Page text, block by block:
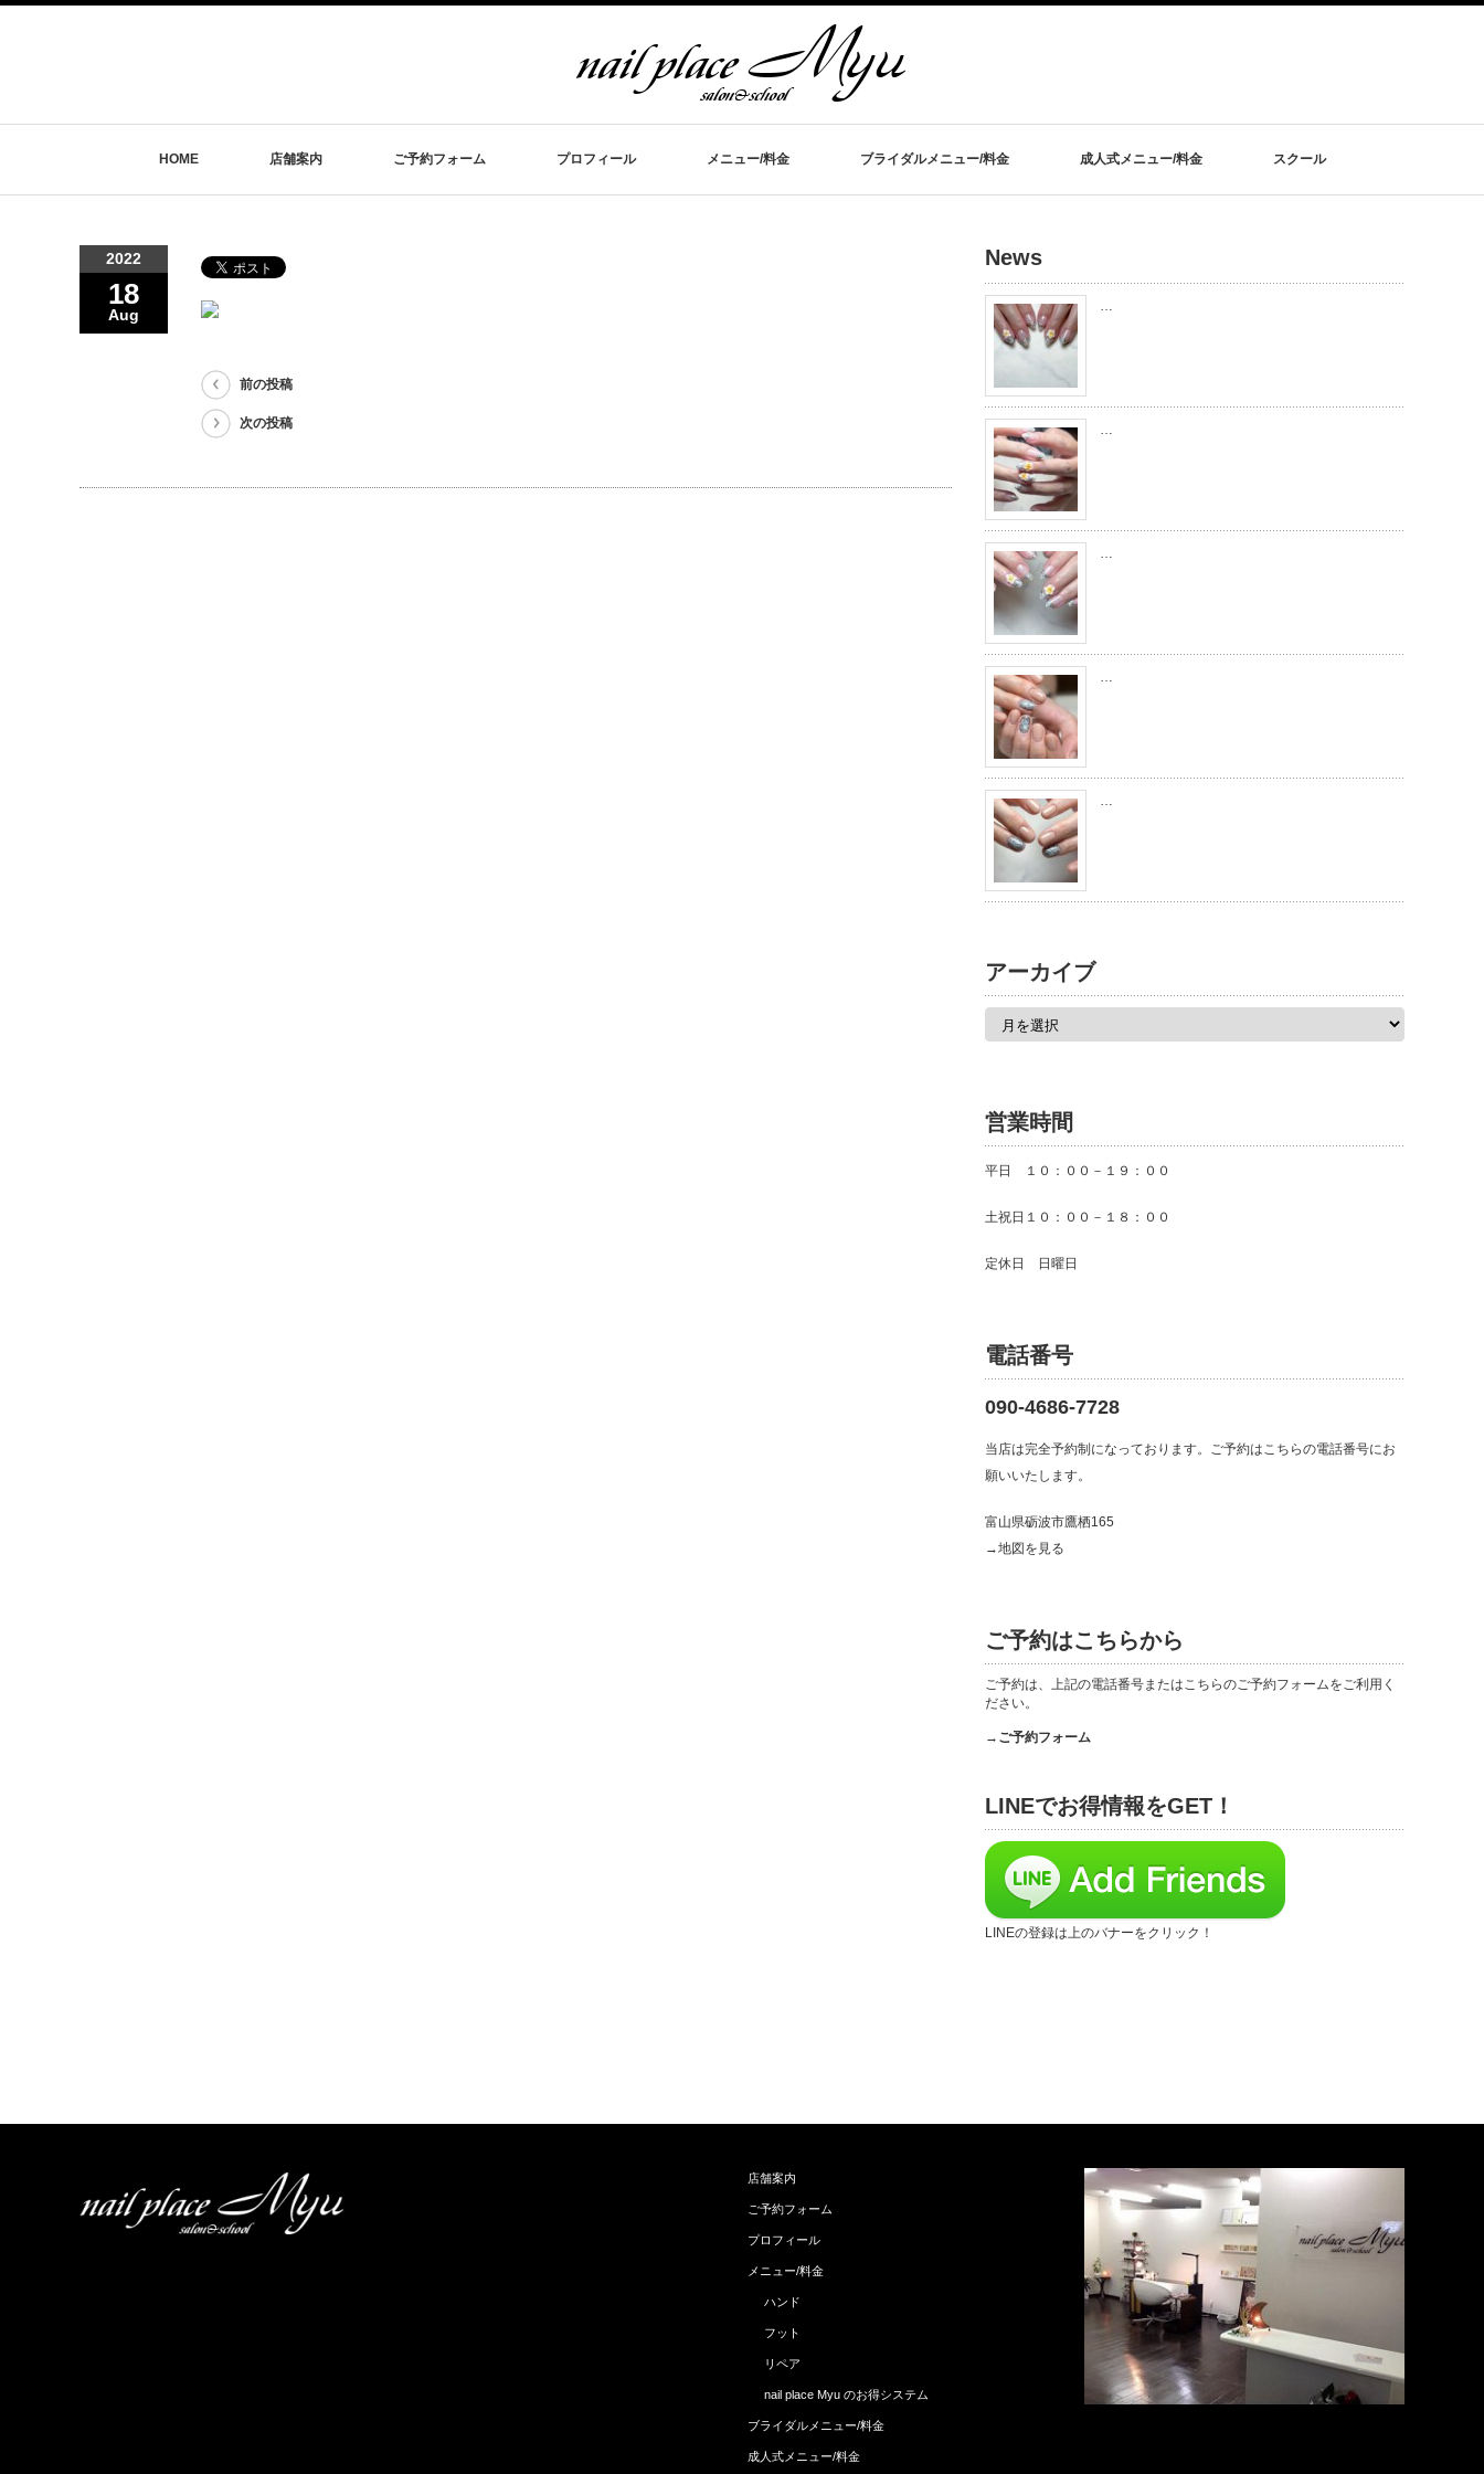
HOME 店舗案内 ご予約フォーム プロフィール メニュー/料金 ブライダルメニュー/料金 成人式メニュー/料金 スクール
2022
18
Aug
前の投稿
次の投稿
News
…
…
…
…
…
アーカイブ
営業時間
平日 １０：００－１９：００
土祝日１０：００－１８：００
定休日 日曜日
電話番号
090-4686-7728
当店は完全予約制になっております。ご予約はこちらの電話番号にお
願いいたします。
富山県砺波市鷹栖165
→地図を見る
ご予約はこちらから
ご予約は、上記の電話番号またはこちらのご予約フォームをご利用く
ださい。
→ご予約フォーム
LINEでお得情報をGET！
LINEの登録は上のバナーをクリック！
店舗案内
ご予約フォーム
プロフィール
メニュー/料金
ハンド
フット
リペア
nail place Myu のお得システム
ブライダルメニュー/料金
成人式メニュー/料金